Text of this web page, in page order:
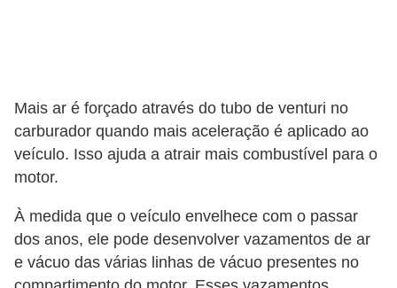
Mais ar é forçado através do tubo de venturi no
carburador quando mais aceleração é aplicado ao
veículo. Isso ajuda a atrair mais combustível para o
motor.
À medida que o veículo envelhece com o passar
dos anos, ele pode desenvolver vazamentos de ar
e vácuo das várias linhas de vácuo presentes no
o
n
á
i
o
d